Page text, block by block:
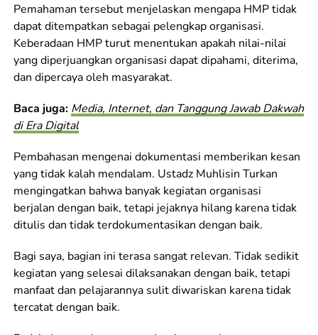
Pemahaman tersebut menjelaskan mengapa HMP tidak
dapat ditempatkan sebagai pelengkap organisasi.
Keberadaan HMP turut menentukan apakah nilai-nilai
yang diperjuangkan organisasi dapat dipahami, diterima,
dan dipercaya oleh masyarakat.
Baca juga: Media, Internet, dan Tanggung Jawab Dakwah
di Era Digital
Pembahasan mengenai dokumentasi memberikan kesan
yang tidak kalah mendalam. Ustadz Muhlisin Turkan
mengingatkan bahwa banyak kegiatan organisasi
berjalan dengan baik, tetapi jejaknya hilang karena tidak
ditulis dan tidak terdokumentasikan dengan baik.
Bagi saya, bagian ini terasa sangat relevan. Tidak sedikit
kegiatan yang selesai dilaksanakan dengan baik, tetapi
manfaat dan pelajarannya sulit diwariskan karena tidak
tercatat dengan baik.